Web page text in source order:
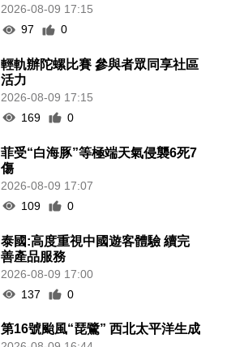
2026-08-09 17:15
97
0
輕軌辦陀螺比賽 參與者眾同享社區
活力
2026-08-09 17:15
169
0
菲受“白海豚”等極端天氣侵襲6死7
傷
2026-08-09 17:07
109
0
泰國:高度重視中國遊客體驗 續完
善產品服務
2026-08-09 17:00
137
0
第16號颱風“琵鷺” 西北太平洋生成